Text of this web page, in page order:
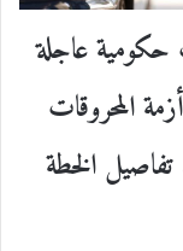
حكومية عاجلة
المحروقات
الخطة